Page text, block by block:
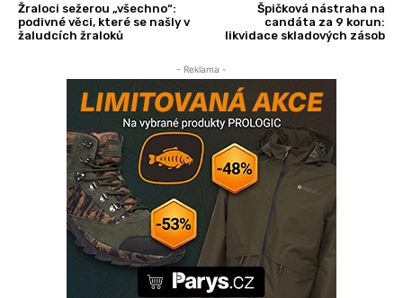
Žraloci sežerou „všechno“:
podivné věci, které se našly v
žaludcích žraloků
Špičková nástraha na
candáta za 9 korun:
likvidace skladových zásob
- Reklama -